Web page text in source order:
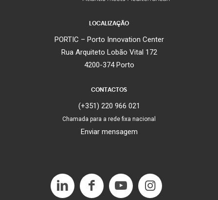
LOCALIZAÇÃO
PORTIC – Porto Innovation Center
Rua Arquiteto Lobão Vital 172
4200-374 Porto
CONTACTOS
(+351) 220 966 021
Chamada para a rede fixa nacional
Enviar mensagem